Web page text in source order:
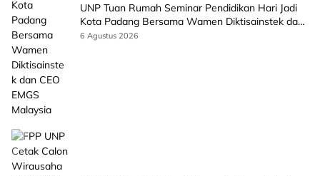
UNP Tuan Rumah Seminar Pendidikan Hari Jadi
Kota Padang Bersama Wamen Diktisainstek dan
CEO EMGS Malaysia
6 Agustus 2026